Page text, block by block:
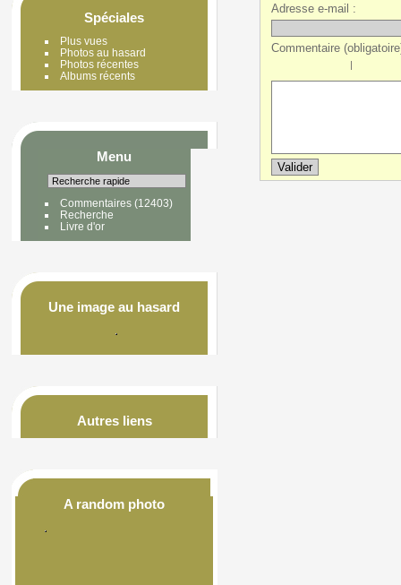
Spéciales
Plus vues
Photos au hasard
Photos récentes
Albums récents
Menu
Commentaires(12403)
Recherche
Livre d'or
Une image au hasard
Autres liens
A random photo
Adresse e-mail :
Commentaire
|